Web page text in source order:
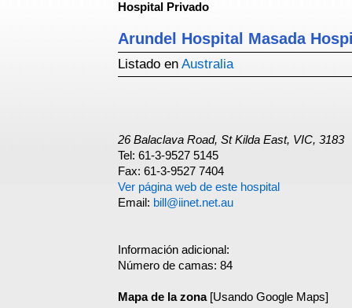
Hospital Privado
Arundel Hospital Masada
Listado en Australia
26 Balaclava Road, St Kilda East, VIC, 3183
Tel: 61-3-9527 5145
Fax: 61-3-9527 7404
Ver página web de este hospital
Email: bill@iinet.net.au
Información adicional:
Número de camas: 84
Mapa de la zona[Usando Google Maps]